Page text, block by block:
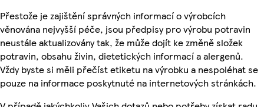
Přestože je zajištění správných informací o výrobcích
věnována nejvyšší péče, jsou předpisy pro výrobu potravin
neustále aktualizovány tak, že může dojít ke změně složek
potravin, obsahu živin, dietetických informací a alergenů.
Vždy byste si měli přečíst etiketu na výrobku a nespoléhat se
pouze na informace poskytnuté na internetových stránkách.